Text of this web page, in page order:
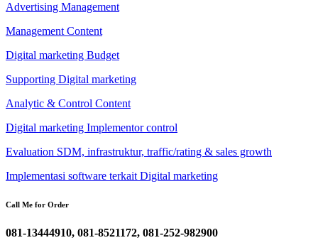
Advertising Management
Management Content
Digital marketing Budget
Supporting Digital marketing
Analytic & Control Content
Digital marketing Implementor control
Evaluation SDM, infrastruktur, traffic/rating & sales growth
Implementasi software terkait Digital marketing
Call Me for Order
081-13444910, 081-8521172, 081-252-982900